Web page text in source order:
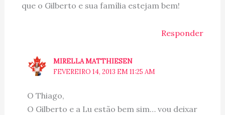
que o Gilberto e sua família estejam bem!
Responder
MIRELLA MATTHIESEN
FEVEREIRO 14, 2013 EM 11:25 AM
O Thiago,
O Gilberto e a Lu estão bem sim… vou deixar